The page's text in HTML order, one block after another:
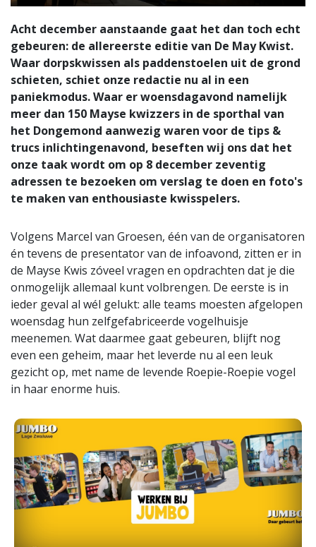
Acht december aanstaande gaat het dan toch echt
gebeuren: de allereerste editie van De May Kwist.
Waar dorpskwissen als paddenstoelen uit de grond
schieten, schiet onze redactie nu al in een
paniekmodus. Waar er woensdagavond namelijk
meer dan 150 Mayse kwizzers in de sporthal van
het Dongemond aanwezig waren voor de tips &
trucs inlichtingenavond, beseften wij ons dat het
onze taak wordt om op 8 december zeventig
adressen te bezoeken om verslag te doen en foto's
te maken van enthousiaste kwisspelers.
Volgens Marcel van Groesen, één van de organisatoren
én tevens de presentator van de infoavond, zitten er in
de Mayse Kwis zóveel vragen en opdrachten dat je die
onmogelijk allemaal kunt volbrengen. De eerste is in
ieder geval al wél gelukt: alle teams moesten afgelopen
woensdag hun zelfgefabriceerde vogelhuisje
meenemen. Wat daarmee gaat gebeuren, blijft nog
even een geheim, maar het leverde nu al een leuk
gezicht op, met name de levende Roepie-Roepie vogel
in haar enorme huis.